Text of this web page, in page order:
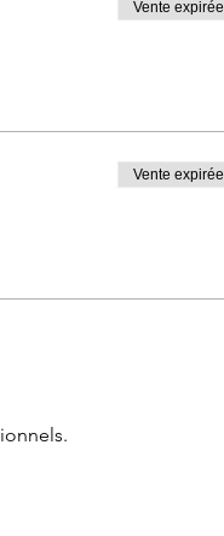
Vente expirée
Vente expirée